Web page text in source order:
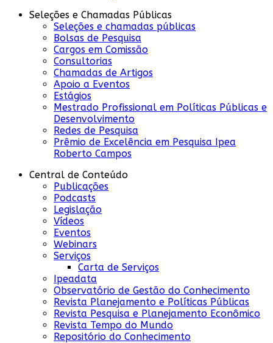
Seleções e Chamadas Públicas
Seleções e chamadas públicas
Bolsas de Pesquisa
Cargos em Comissão
Consultorias
Chamadas de Artigos
Apoio a Eventos
Estágios
Mestrado Profissional em Políticas Públicas e
Desenvolvimento
Redes de Pesquisa
Prêmio de Excelência em Pesquisa Ipea
Roberto Campos
Central de Conteúdo
Publicações
Podcasts
Legislação
Vídeos
Eventos
Webinars
Serviços
Carta de Serviços
Ipeadata
Observatório de Gestão do Conhecimento
Revista Planejamento e Políticas Públicas
Revista Pesquisa e Planejamento Econômico
Revista Tempo do Mundo
Repositório do Conhecimento